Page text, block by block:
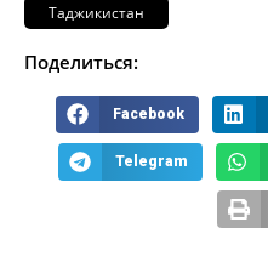
Таджикистан
Поделиться:
Facebook
Telegram